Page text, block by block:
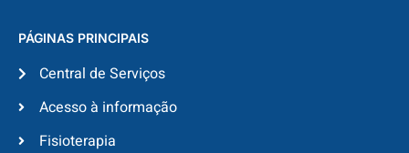
PÁGINAS PRINCIPAIS
Central de Serviços
Acesso à informação
Fisioterapia